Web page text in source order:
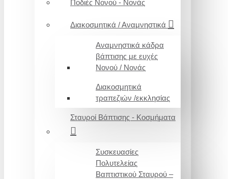
Ποδιές Νονού - Νονάς
Διακοσμητικά / Αναμνηστικά
Αναμνηστικά κάδρα
βάπτισης με ευχές
Νονού / Νονάς
Διακοσμητικά
τραπεζιών /εκκλησίας
Σταυροί Βάπτισης - Κοσμήματα
Συσκευασίες
Πολυτελείας
Βαπτιστικού Σταυρού –